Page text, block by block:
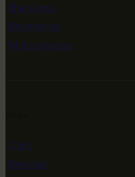
Выставки
Коллекции
Мероприятия
Сайт
Контакт